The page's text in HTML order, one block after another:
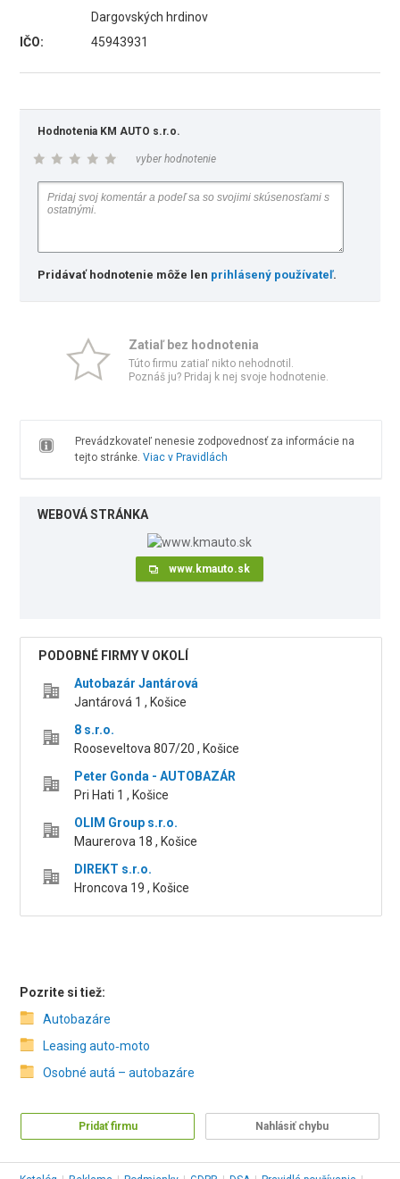
Dargovských hrdinov
IČO:
45943931
Hodnotenia KM AUTO s.r.o.
vyber hodnotenie
Pridávať hodnotenie môže len prihlásený používateľ.
Zatiaľ bez hodnotenia
Túto firmu zatiaľ nikto nehodnotil.
Poznáš ju? Pridaj k nej svoje hodnotenie.
Prevádzkovateľ nenesie zodpovednosť za informácie na
tejto stránke. Viac v Pravidlách
WEBOVÁ STRÁNKA
www.kmauto.sk
PODOBNÉ FIRMY V OKOLÍ
Autobazár Jantárová
Jantárová 1 , Košice
8 s.r.o.
Rooseveltova 807/20 , Košice
Peter Gonda - AUTOBAZÁR
Pri Hati 1 , Košice
OLIM Group s.r.o.
Maurerova 18 , Košice
DIREKT s.r.o.
Hroncova 19 , Košice
Pozrite si tiež:
Autobazáre
Leasing auto‑moto
Osobné autá – autobazáre
Pridať firmu Nahlásiť chybu